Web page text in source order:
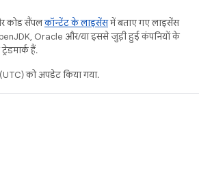
कोड सैंपलकॉन्टेंट के लाइसेंसमें बताए गए लाइसेंस
Oracle और/या इससे जुड़ी हुई कंपनियों के
हैं.
को अपडेट किया गया.